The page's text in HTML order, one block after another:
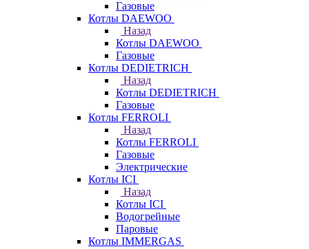
Газовые
Котлы DAEWOO
Назад
Котлы DAEWOO
Газовые
Котлы DEDIETRICH
Назад
Котлы DEDIETRICH
Газовые
Котлы FERROLI
Назад
Котлы FERROLI
Газовые
Электрические
Котлы ICI
Назад
Котлы ICI
Водогрейные
Паровые
Котлы IMMERGAS